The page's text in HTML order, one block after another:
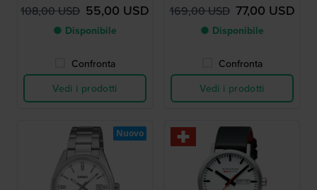
108,00 USD 55,00 USD
● Disponibile
Confronta
Vedi i prodotti
169,00 USD 77,00 USD
● Disponibile
Confronta
Vedi i prodotti
Nuovo